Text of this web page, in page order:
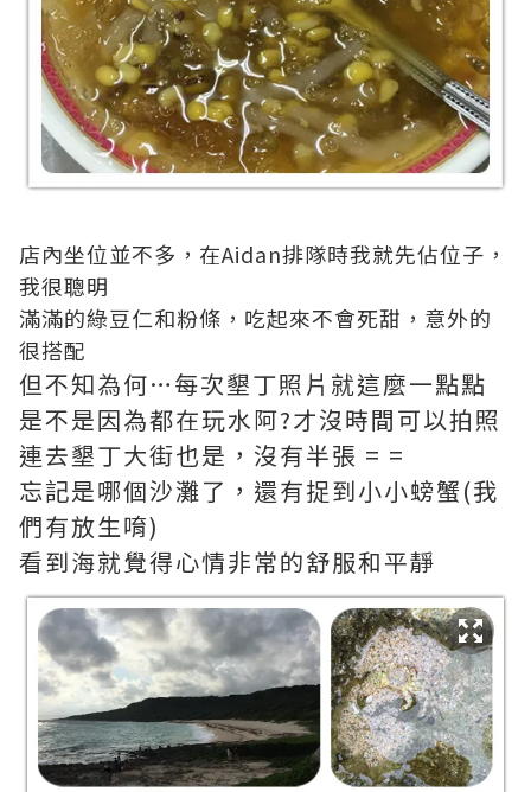
店內坐位並不多，在Aidan排隊時我就先佔位子，
我很聰明
滿滿的綠豆仁和粉條，吃起來不會死甜，意外的
很搭配
但不知為何…每次墾丁照片就這麼一點點
是不是因為都在玩水阿?才沒時間可以拍照
連去墾丁大街也是，沒有半張 = =
忘記是哪個沙灘了，還有捉到小小螃蟹(我
們有放生唷)
看到海就覺得心情非常的舒服和平靜